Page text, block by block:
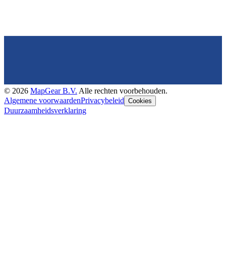
© 2026 MapGear B.V. Alle rechten voorbehouden.
Algemene voorwaardenPrivacybeleid Cookies
Duurzaamheidsverklaring